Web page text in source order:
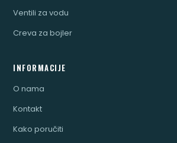
Ventili za vodu
Creva za bojler
INFORMACIJE
O nama
Kontakt
Kako poručiti